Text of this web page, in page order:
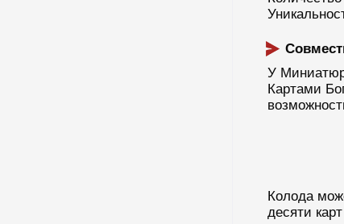
У Миниатюр
Картами
Колода
десяти